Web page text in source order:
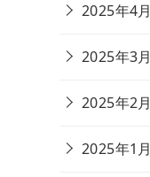
2025年4月
2025年3月
2025年2月
2025年1月